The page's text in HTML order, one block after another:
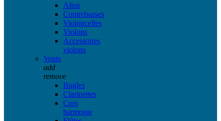
Altos
Contrebasses
Violoncelles
Violons
Accessoires
violons
Vents
add
remove
Bugles
Clarinettes
Cors
harmonie